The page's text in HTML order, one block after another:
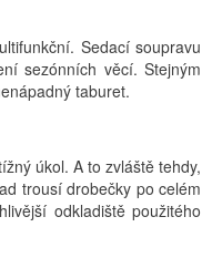
Sedací soupravu
sezónních věcí. Stejným
taburet.
úkol. A to zvláště tehdy,
trousí drobečky po celém
odkladiště použitého